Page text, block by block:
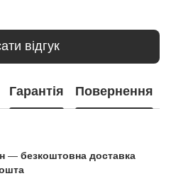
відгук
Гарантія Повернення
— безкоштовна доставка